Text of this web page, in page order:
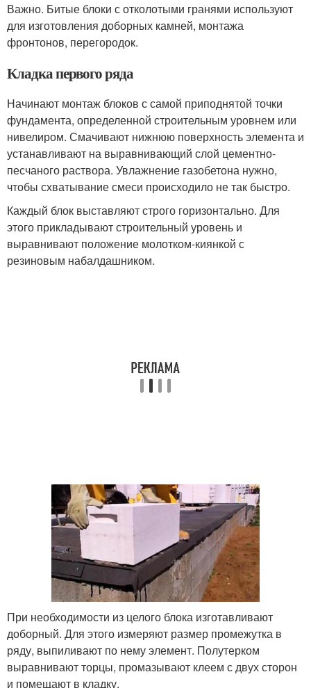
Важно. Битые блоки с отколотыми гранями используют
для изготовления доборных камней, монтажа
фронтонов, перегородок.
Кладка первого ряда
Начинают монтаж блоков с самой приподнятой точки
фундамента, определенной строительным уровнем или
нивелиром. Смачивают нижнюю поверхность элемента и
устанавливают на выравнивающий слой цементно-
песчаного раствора. Увлажнение газобетона нужно,
чтобы схватывание смеси происходило не так быстро.
Каждый блок выставляют строго горизонтально. Для
этого прикладывают строительный уровень и
выравнивают положение молотком-киянкой с
резиновым набалдашником.
При необходимости из целого блока изготавливают
доборный. Для этого измеряют размер промежутка в
ряду, выпиливают по нему элемент. Полутерком
выравнивают торцы, промазывают клеем с двух сторон
и помещают в кладку.